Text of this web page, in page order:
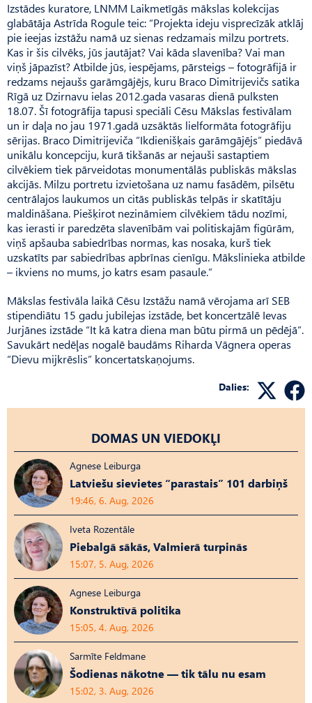
Izstādes kuratore, LNMM Laikmetīgās mākslas kolekcijas
glabātāja Astrīda Rogule teic: “Projekta ideju visprecīzāk atklāj
pie ieejas izstāžu namā uz sienas redzamais milzu portrets.
Kas ir šis cilvēks, jūs jautājat? Vai kāda slavenība? Vai man
viņš jāpazīst? Atbilde jūs, iespējams, pārsteigs – fotogrāfijā ir
redzams nejaušs garāmgājējs, kuru Braco Dimitri­jevičs satika
Rīgā uz Dzirnavu ielas 2012.gada vasaras dienā pulksten
18.07. Šī fotogrāfija tapusi speciāli Cēsu Mākslas festivālam
un ir daļa no jau 1971.gadā uzsāktās lielformāta fotogrāfiju
sērijas. Braco Dimitrijeviča “Ikdienišķais garāmgājējs” piedāvā
unikālu koncepciju, kurā tikšanās ar nejauši sastaptiem
cilvēkiem tiek pārveidotas monumentālās publiskās mākslas
akcijās. Milzu portretu izvietošana uz namu fasādēm, pilsētu
centrālajos laukumos un citās publiskās telpās ir skatītāju
maldināšana. Piešķirot nezināmiem cilvēkiem tādu nozīmi,
kas ierasti ir paredzēta slavenībām vai politiskajām figūrām,
viņš apšauba sabiedrības normas, kas nosaka, kurš tiek
uzskatīts par sabiedrības apbrīnas cienīgu. Mākslinieka atbilde
– ikviens no mums, jo katrs esam pasaule.”
Mākslas festivāla laikā Cēsu Izstāžu namā vērojama arī SEB
stipendiātu 15 gadu jubilejas izstāde, bet koncertzālē Ievas
Jur­jānes izstāde “It kā katra diena man būtu pirmā un pēdējā”.
Sa­vukārt nedēļas nogalē baudāms Riharda Vāgnera operas
“Dievu mijkrēslis” koncertatskaņojums.
Dalies:
DOMAS UN VIEDOKĻI
Agnese Leiburga
Latviešu sievietes “parastais” 101 darbiņš
19:46, 6. Aug, 2026
Iveta Rozentāle
Piebalgā sākās, Valmierā turpinās
15:07, 5. Aug, 2026
Agnese Leiburga
Konstruktīvā politika
15:05, 4. Aug, 2026
Sarmīte Feldmane
Šodienas nākotne — tik tālu nu esam
15:02, 3. Aug, 2026